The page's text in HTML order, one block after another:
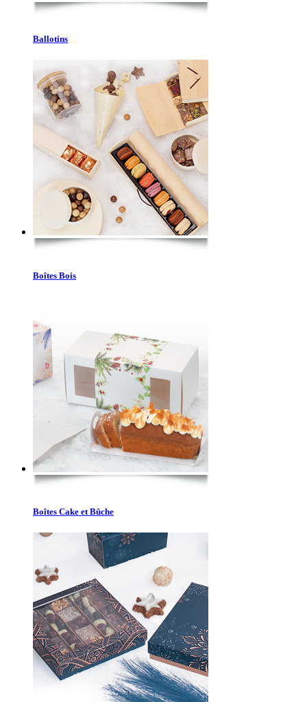
Ballotins
Boîtes Bois
Boîtes Cake et Bûche